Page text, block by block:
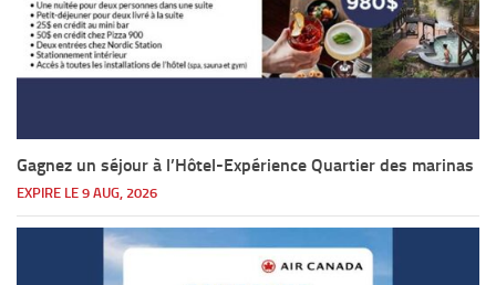
Gagnez un séjour à l’Hôtel-Expérience Quartier des marinas
EXPIRE LE 9 AUG, 2026